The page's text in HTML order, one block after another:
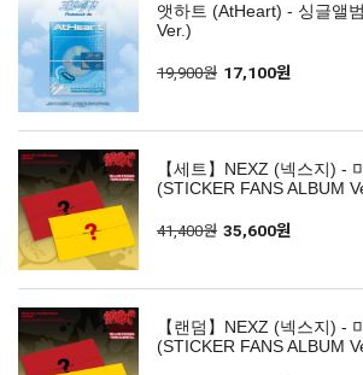
앳하트 (AtHeart) - 싱글앨
Ver.)
19,900원 17,100원
【세트】NEXZ (넥스지) -
(STICKER FANS ALBUM
41,400원 35,600원
【랜덤】NEXZ (넥스지) -
(STICKER FANS ALBUM